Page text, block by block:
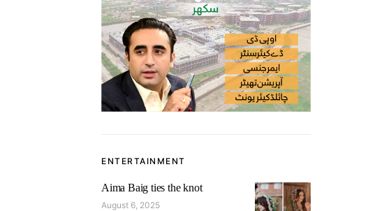
ENTERTAINMENT
Aima Baig ties the knot
August 6, 2025